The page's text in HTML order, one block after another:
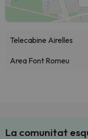
Telecabine Airelles
Area Font Romeu
La comunitat